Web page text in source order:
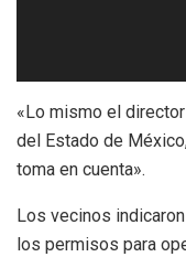
«Lo mismo el
del Estado de
toma en cuenta».
Los vecinos
los permisos para